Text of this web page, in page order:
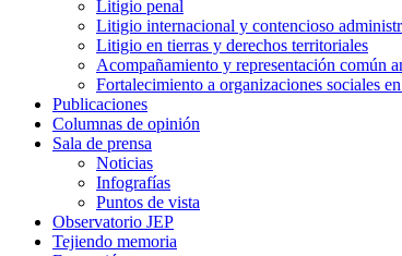
Litigio penal
Litigio internacional y contencioso
Litigio en tierras y derechos territoriales
Acompañamiento y representación común
Fortalecimiento a organizaciones sociales
Publicaciones
Columnas de opinión
Sala de prensa
Noticias
Infografías
Puntos de vista
Observatorio JEP
Tejiendo memoria